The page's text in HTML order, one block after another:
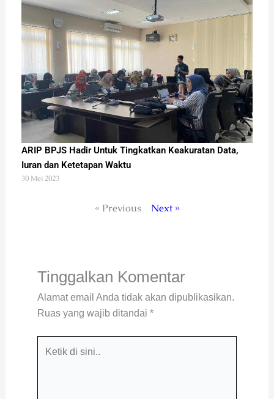
ARIP BPJS Hadir Untuk Tingkatkan Keakuratan Data,
Iuran dan Ketetapan Waktu
30 Mei 2023
« Previous Next »
Tinggalkan Komentar
Alamat email Anda tidak akan dipublikasikan.
Ruas yang wajib ditandai *